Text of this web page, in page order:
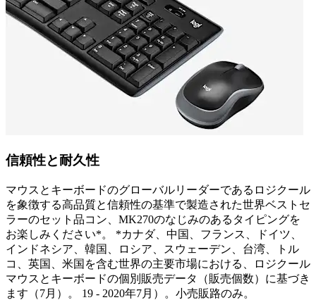
信頼性と耐久性
マウスとキーボードのグローバルリーダーであるロジクール
を象徴する高品質と信頼性の基準で製造された世界ベストセ
ラーのセット品コン、MK270のなじみのあるタイピングを
お楽しみください*。 *カナダ、中国、フランス、ドイツ、
インドネシア、韓国、ロシア、スウェーデン、台湾、トル
コ、英国、米国を含む世界の主要市場における、ロジクール
マウスとキーボードの個別販売データ（販売個数）に基づき
ます（7月）。 19 - 2020年7月）。小売販路のみ。